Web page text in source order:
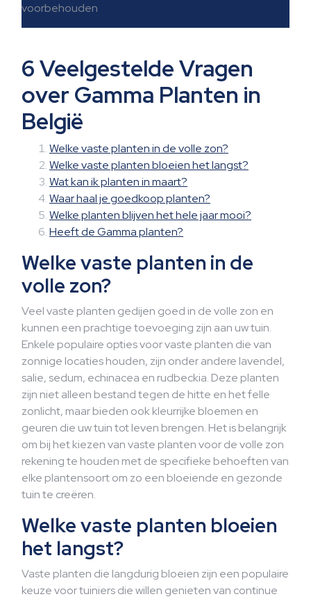
voorbehouden
6 Veelgestelde Vragen
over Gamma Planten in
België
Welke vaste planten in de volle zon?
Welke vaste planten bloeien het langst?
Wat kan ik planten in maart?
Waar haal je goedkoop planten?
Welke planten blijven het hele jaar mooi?
Heeft de Gamma planten?
Welke vaste planten in de
volle zon?
Veel vaste planten gedijen goed in de volle zon en
kunnen een prachtige toevoeging zijn aan uw tuin.
Enkele populaire opties voor vaste planten die van
zonnige locaties houden, zijn onder andere lavendel,
salie, sedum, echinacea en rudbeckia. Deze planten
zijn niet alleen bestand tegen de hitte en het felle
zonlicht, maar bieden ook kleurrijke bloemen en
geuren die uw tuin tot leven brengen. Het is belangrijk
om bij het kiezen van vaste planten voor de volle zon
rekening te houden met de specifieke behoeften van
elke plantensoort om zo een bloeiende en gezonde
tuin te creëren.
Welke vaste planten bloeien
het langst?
Vaste planten die langdurig bloeien zijn een populaire
keuze voor tuiniers die willen genieten van continue